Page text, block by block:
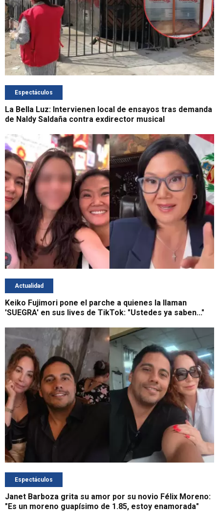
Espectáculos
La Bella Luz: Intervienen local de ensayos tras demanda
de Naldy Saldaña contra exdirector musical
Actualidad
Keiko Fujimori pone el parche a quienes la llaman
'SUEGRA' en sus lives de TikTok: "Ustedes ya saben..."
Espectáculos
Janet Barboza grita su amor por su novio Félix Moreno:
"Es un moreno guapísimo de 1.85, estoy enamorada"